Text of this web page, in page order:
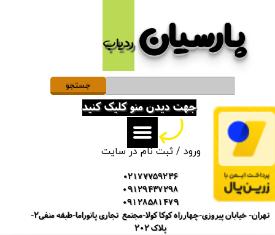
پارسیان​​​​​​​ردیاب
ورود /ثبت نام در سایت
حساب کاربری من
تغییر گذر واژه
سفارشات
خروج از حساب کاربری
02177759236
09129437298
09128581479
تهران- خیابان پیروزی-چهارراه کوکا کولا-مجتمع تجاری پانوراما-طبقه منفی2-
پلاک 202
جهت دیدن منو کلیک کنید
جستجو